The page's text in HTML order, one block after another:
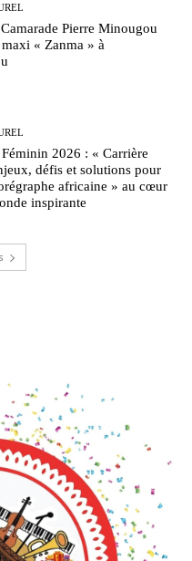
Pierre Minougou
« Zanma » à
2026 : « Carrière
défis et solutions pour
africaine » au cœur
inspirante